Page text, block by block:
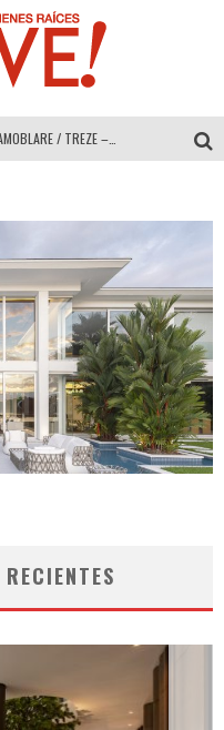
MULTIOFICINAS / AMOBLARE / TREZE – Especial Interiorismo & Decoración 2026
COLINEAL – Especial Interiorismo & Decoración 2026
ADRIANA HOYOS DESIGN STUDIO – Especial Interiorismo & Decoración 2026